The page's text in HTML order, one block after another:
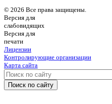
© 2026 Все права защищены.
Версия для
слабовидящих
Версия для
печати
Лицензии
Контролирующие организации
Карта сайта
Поиск по сайту